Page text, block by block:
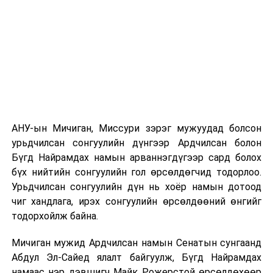
өөрийн мэдэлд хэвлэл мэдээллийн хэрэгсэлтэй
байхыг хориглоно” гэсэн хэдхэн заалттай.
Энэхүү хууль тухайн үедээ үүргээ гүйцэтгэсэн.
Хэвлэл мэдээллийн эрх чөлөөний гол зарчмуудыг
тусгаж чадсан ч гэж үздэг. Харин өнөөдөр шинэ
сэтгүүл зүй, дижитал сэтгүүл зүй хөгжиж,
хэвлэл мэдээллийн эрх чөлөөг хаан боогдуулах,
хараат бус байдлыг сулруулах эрмэлзэл эрх
АНУ-ын Мичиган, Миссури зэрэг мужуудад болсон
урьдчилсан сонгуулийн дүнгээр Ардчилсан болон
Бүгд Найрамдах намын арваннэгдүгээр сард болох
бүх нийтийн сонгуулийн гол өрсөлдөгчид тодорлоо.
Урьдчилсан сонгуулийн дүн нь хоёр намын дотоод
чиг хандлага, ирэх сонгуулийн өрсөлдөөний өнгийг
тодорхойлж байна.
Мичиган мужид Ардчилсан намын Сенатын сунгаанд
Абдул Эл-Сайед ялалт байгуулж, Бүгд Найрамдах